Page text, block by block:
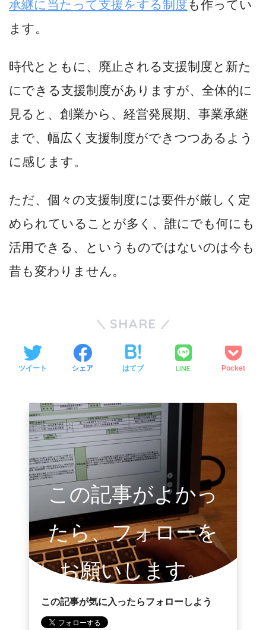
承継に当たって支援をする制度 も作ってい
ます。
時代とともに、廃止される支援制度と新た
にできる支援制度がありますが、全体的に
見ると、創業から、経営発展期、事業承継
まで、幅広く支援制度ができつつあるよう
に感じます。
ただ、個々の支援制度には要件が厳しく定
められていることが多く、誰にでも何にも
活用できる、というものではないのは今も
昔も変わりません。
SHARE
ツイート シェア はてブ LINE Pocket
この記事がよかっ
たら、フォローを
お願いします。
この記事が気に入ったらフォローしよう